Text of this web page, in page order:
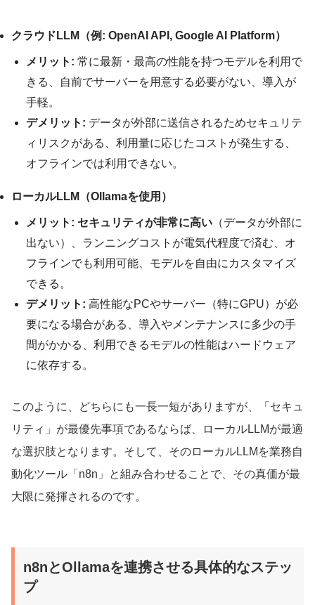
クラウドLLM（例: OpenAI API, Google AI Platform）
メリット: 常に最新・最高の性能を持つモデルを利用で
きる、自前でサーバーを用意する必要がない、導入が
手軽。
デメリット: データが外部に送信されるためセキュリテ
ィリスクがある、利用量に応じたコストが発生する、
オフラインでは利用できない。
ローカルLLM（Ollamaを使用）
メリット: セキュリティが非常に高い（データが外部に
出ない）、ランニングコストが電気代程度で済む、オ
フラインでも利用可能、モデルを自由にカスタマイズ
できる。
デメリット: 高性能なPCやサーバー（特にGPU）が必
要になる場合がある、導入やメンテナンスに多少の手
間がかかる、利用できるモデルの性能はハードウェア
に依存する。
このように、どちらにも一長一短がありますが、「セキュ
リティ」が最優先事項であるならば、ローカルLLMが最適
な選択肢となります。そして、そのローカルLLMを業務自
動化ツール「n8n」と組み合わせることで、その真価が最
大限に発揮されるのです。
n8nとOllamaを連携させる具体的なステッ
プ